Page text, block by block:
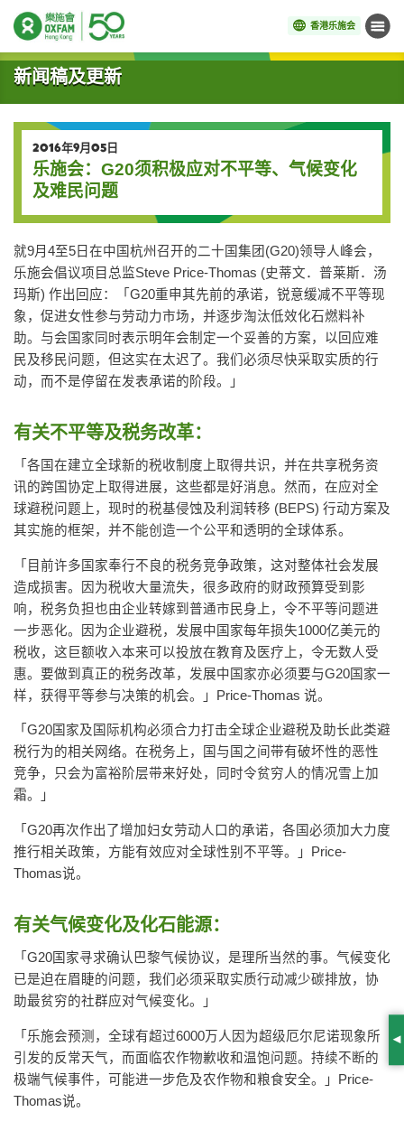
香港乐施会 菜单
开始主要内容
新闻稿及更新
2016年9月05日
乐施会：G20须积极应对不平等、气候变化
及难民问题
就9月4至5日在中国杭州召开的二十国集团(G20)领导人峰会，
乐施会倡议项目总监Steve Price-Thomas (史蒂文．普莱斯．汤
玛斯) 作出回应：「G20重申其先前的承诺，锐意缓减不平等现
象，促进女性参与劳动力市场，并逐步淘汰低效化石燃料补
助。与会国家同时表示明年会制定一个妥善的方案，以回应难
民及移民问题，但这实在太迟了。我们必须尽快采取实质的行
动，而不是停留在发表承诺的阶段。」
有关不平等及税务改革：
「各国在建立全球新的税收制度上取得共识，并在共享税务资
讯的跨国协定上取得进展，这些都是好消息。然而，在应对全
球避税问题上，现时的税基侵蚀及利润转移 (BEPS) 行动方案及
其实施的框架，并不能创造一个公平和透明的全球体系。
「目前许多国家奉行不良的税务竞争政策，这对整体社会发展
造成损害。因为税收大量流失，很多政府的财政预算受到影
响，税务负担也由企业转嫁到普通市民身上，令不平等问题进
一步恶化。因为企业避税，发展中国家每年损失1000亿美元的
税收，这巨额收入本来可以投放在教育及医疗上，令无数人受
惠。要做到真正的税务改革，发展中国家亦必须要与G20国家一
样，获得平等参与决策的机会。」Price-Thomas 说。
「G20国家及国际机构必须合力打击全球企业避税及助长此类避
税行为的相关网络。在税务上，国与国之间带有破坏性的恶性
竞争，只会为富裕阶层带来好处，同时令贫穷人的情况雪上加
霜。」
「G20再次作出了增加妇女劳动人口的承诺，各国必须加大力度
推行相关政策，方能有效应对全球性别不平等。」Price-
Thomas说。
有关气候变化及化石能源：
「G20国家寻求确认巴黎气候协议，是理所当然的事。气候变化
已是迫在眉睫的问题，我们必须采取实质行动减少碳排放，协
助最贫穷的社群应对气候变化。」
「乐施会预测，全球有超过6000万人因为超级厄尔尼诺现象所
引发的反常天气，而面临农作物歉收和温饱问题。持续不断的
极端气候事件，可能进一步危及农作物和粮食安全。」Price-
Thomas说。